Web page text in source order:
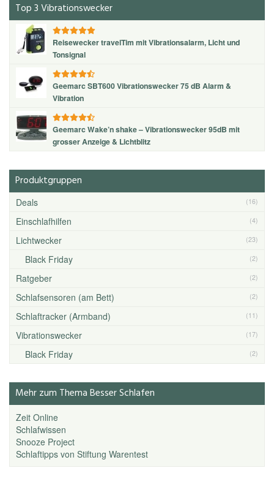
Top 3 Vibrationswecker
Reisewecker travelTim mit Vibrationsalarm, Licht und
Tonsignal
Geemarc SBT600 Vibrationswecker 75 dB Alarm &
Vibration
Geemarc Wake’n shake – Vibrationswecker 95dB mit
grosser Anzeige & Lichtblitz
Produktgruppen
Deals (16)
Einschlafhilfen (4)
Lichtwecker (23)
Black Friday (2)
Ratgeber (2)
Schlafsensoren (am Bett) (2)
Schlaftracker (Armband) (11)
Vibrationswecker (17)
Black Friday (2)
Mehr zum Thema Besser Schlafen
Zeit Online
Schlafwissen
Snooze Project
Schlaftipps von Stiftung Warentest